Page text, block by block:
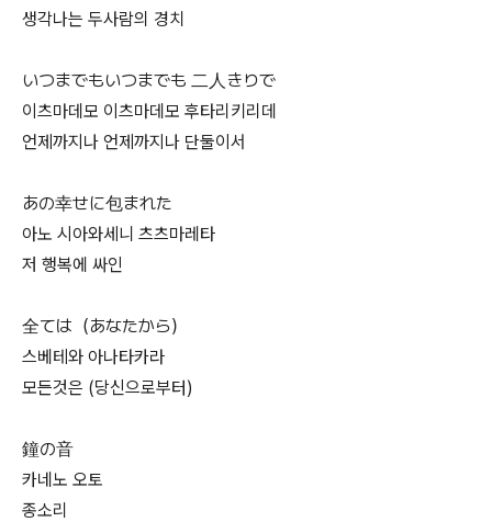
생각나는 두사람의 경치
いつまでもいつまでも 二人きりで
이츠마데모 이츠마데모 후타리키리데
언제까지나 언제까지나 단둘이서
あの幸せに包まれた
아노 시아와세니 츠츠마레타
저 행복에 싸인
全ては（あなたから）
스베테와 아나타카라
모든것은 (당신으로부터)
鐘の音
카네노 오토
종소리